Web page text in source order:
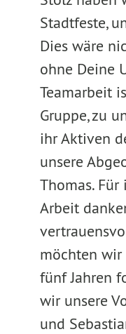
Stadtfeste,
Dies wäre
ohne Deine
Teamarbeit
Gruppe, zu
ihr Aktiven
unsere
Thomas.
Arbeit
möchten wir
fünf Jahren
wir unsere
und